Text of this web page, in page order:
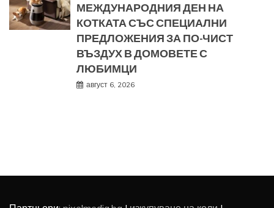
МЕЖДУНАРОДНИЯ ДЕН НА
КОТКАТА СЪС СПЕЦИАЛНИ
ПРЕДЛОЖЕНИЯ ЗА ПО-ЧИСТ
ВЪЗДУХ В ДОМОВЕТЕ С
ЛЮБИМЦИ
август 6, 2026